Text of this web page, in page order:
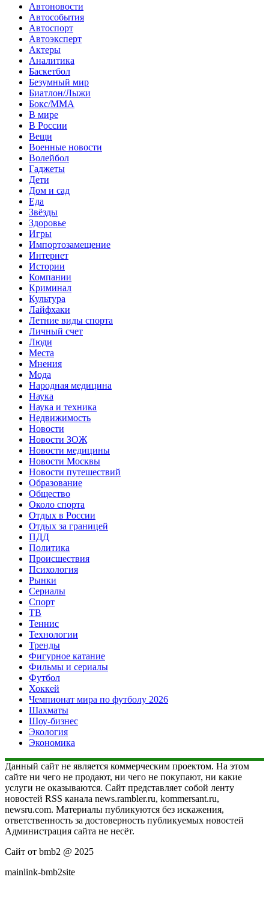
Автоновости
Автособытия
Автоспорт
Автоэксперт
Актеры
Аналитика
Баскетбол
Безумный мир
Биатлон/Лыжи
Бокс/MMA
В мире
В России
Вещи
Военные новости
Волейбол
Гаджеты
Дети
Дом и сад
Еда
Звёзды
Здоровье
Игры
Импортозамещение
Интернет
Истории
Компании
Криминал
Культура
Лайфхаки
Летние виды спорта
Личный счет
Люди
Места
Мнения
Мода
Народная медицина
Наука
Наука и техника
Недвижимость
Новости
Новости ЗОЖ
Новости медицины
Новости Москвы
Новости путешествий
Образование
Общество
Около спорта
Отдых в России
Отдых за границей
ПДД
Политика
Происшествия
Психология
Рынки
Сериалы
Спорт
ТВ
Теннис
Технологии
Тренды
Фигурное катание
Фильмы и сериалы
Футбол
Хоккей
Чемпионат мира по футболу 2026
Шахматы
Шоу-бизнес
Экология
Экономика
Данный сайт не является коммерческим проектом. На этом
сайте ни чего не продают, ни чего не покупают, ни какие
услуги не оказываются. Сайт представляет собой ленту
новостей RSS канала news.rambler.ru, kommersant.ru,
newsru.com. Материалы публикуются без искажения,
ответственность за достоверность публикуемых новостей
Администрация сайта не несёт.
Сайт от bmb2 @ 2025
mainlink-bmb2site